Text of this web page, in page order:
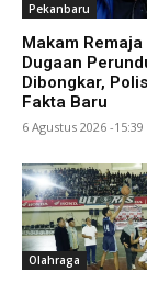
Pekanbaru
Makam
Dugaan
Dibongkar,
Fakta Baru
6 Agustus 2026 -15:39
Olahraga